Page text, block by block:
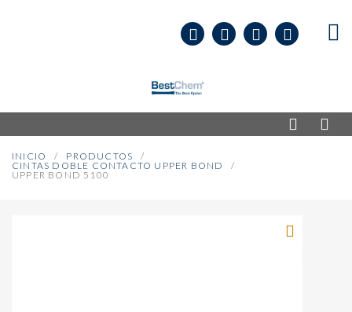
INICIO
PRODUCTOS
CINTAS DOBLE CONTACTO UPPER BOND
UPPER BOND 5100